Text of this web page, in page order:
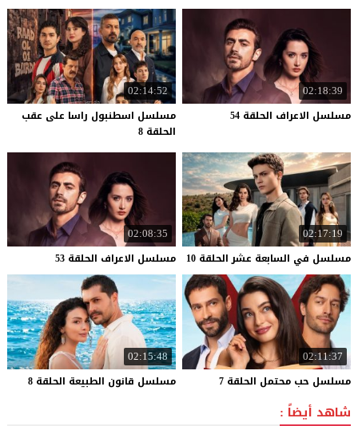
02:18:39
مسلسل الاعراف الحلقة 54
02:14:52
مسلسل اسطنبول راسا على عقب
الحلقة 8
02:17:19
مسلسل في السابعة عشر الحلقة 10
02:08:35
مسلسل الاعراف الحلقة 53
02:11:37
مسلسل حب محتمل الحلقة 7
02:15:48
مسلسل قانون الطبيعة الحلقة 8
شاهد أيضاً :